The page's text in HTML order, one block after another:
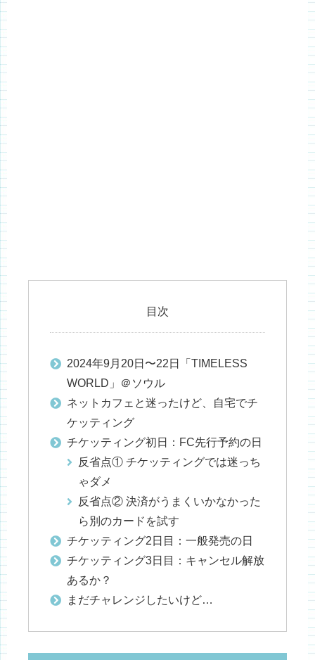
目次
2024年9月20日〜22日「TIMELESS
WORLD」＠ソウル
ネットカフェと迷ったけど、自宅でチ
ケッティング
チケッティング初日：FC先行予約の日
反省点① チケッティングでは迷っち
ゃダメ
反省点② 決済がうまくいかなかった
ら別のカードを試す
チケッティング2日目：一般発売の日
チケッティング3日目：キャンセル解放
あるか？
まだチャレンジしたいけど…